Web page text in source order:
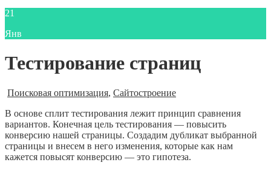
21
Янв
Тестирование страниц
Поисковая оптимизация, Сайтостроение
В основе сплит тестирования лежит принцип сравнения
вариантов. Конечная цель тестирования — повысить
конверсию нашей страницы. Создадим дубликат выбранной
страницы и внесем в него изменения, которые как нам
кажется повысят конверсию — это гипотеза.